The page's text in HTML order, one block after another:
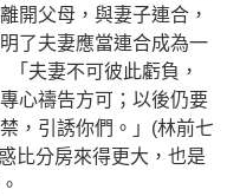
開父母，與妻子連合，
了夫妻應當連合成為一
「夫妻不可彼此虧負，
心禱告方可；以後仍要
，引誘你們。」(林前七
比分房來得更大，也是